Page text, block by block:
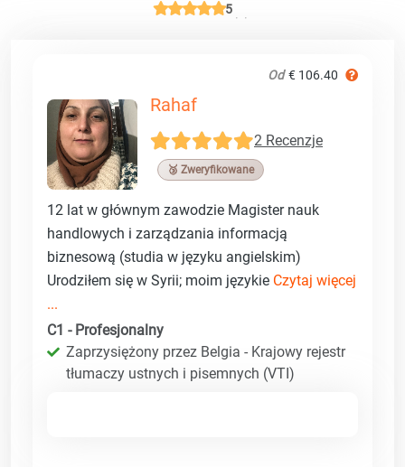
5
Od € 106.40
Rahaf
2 Recenzje
🥉 Zweryfikowane
12 lat w głównym zawodzie Magister nauk
handlowych i zarządzania informacją
biznesową (studia w języku angielskim)
Urodziłem się w Syrii; moim językie Czytaj więcej
...
C1 - Profesjonalny
Zaprzysiężony przez Belgia - Krajowy rejestr
tłumaczy ustnych i pisemnych (VTI)